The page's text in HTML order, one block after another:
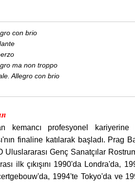
con brio
ma non troppo
Allegro con brio
kemancı profesyonel kariyerine
finaline katılarak başladı. Prag
Uluslararası Genç Sanatçılar
ilk çıkışını 1990'da Londra'da,
1994'te Tokyo'da ve